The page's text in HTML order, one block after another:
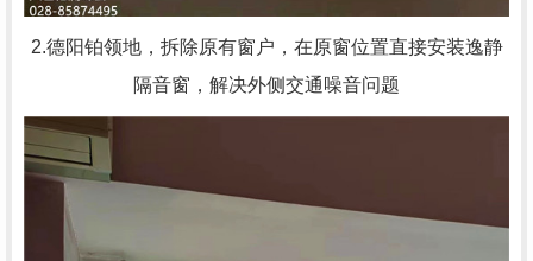
2.德阳铂领地， 拆除原有窗户，在原窗位置直接安装逸静
隔音窗，解决外侧交通噪音问题